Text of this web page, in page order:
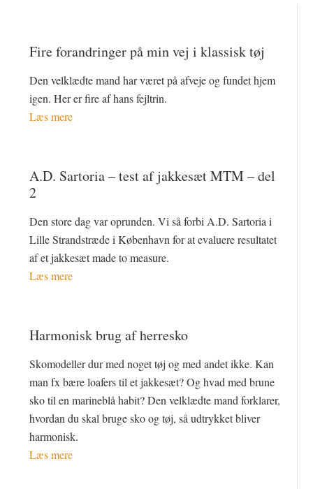
Fire forandringer på min vej i klassisk tøj
Den velklædte mand har været på afveje og fundet hjem
igen. Her er fire af hans fejltrin.
Læs mere
A.D. Sartoria – test af jakkesæt MTM – del
2
Den store dag var oprunden. Vi så forbi A.D. Sartoria i
Lille Strandstræde i København for at evaluere resultatet
af et jakkesæt made to measure.
Læs mere
Harmonisk brug af herresko
Skomodeller dur med noget tøj og med andet ikke. Kan
man fx bære loafers til et jakkesæt? Og hvad med brune
sko til en marineblå habit? Den velklædte mand forklarer,
hvordan du skal bruge sko og tøj, så udtrykket bliver
harmonisk.
Læs mere